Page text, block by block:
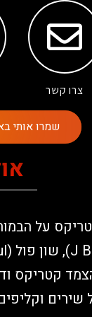
צרו קשר
שמרו אותי
על
קטריקס
על שירים